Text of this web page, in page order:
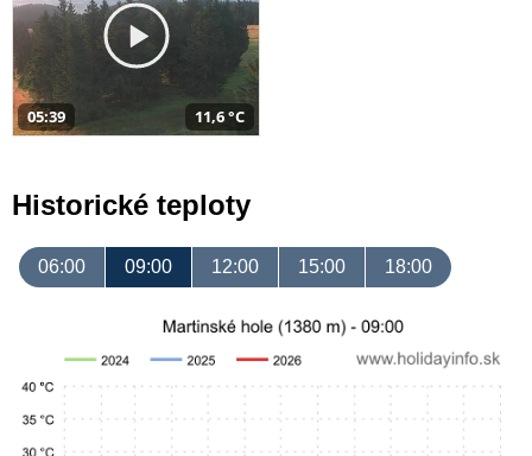
05:39 11,6 °C
Historické teploty
06:00 09:00 12:00 15:00 18:00